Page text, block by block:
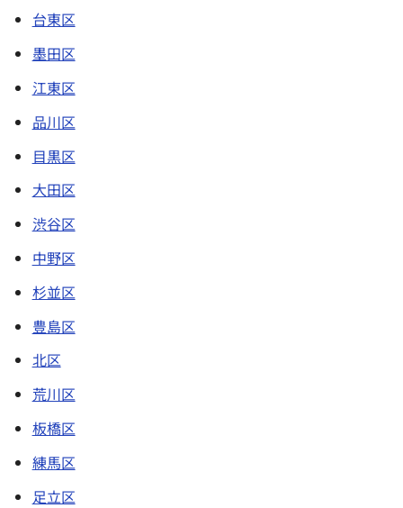
台東区
墨田区
江東区
品川区
目黒区
大田区
渋谷区
中野区
杉並区
豊島区
北区
荒川区
板橋区
練馬区
足立区